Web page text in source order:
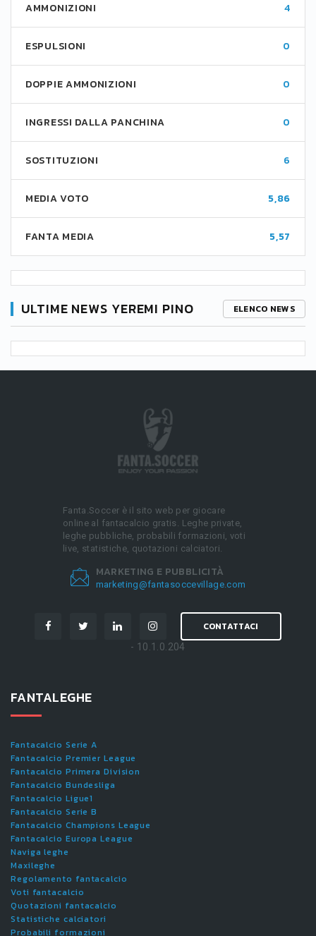
AMMONIZIONI 4
ESPULSIONI 0
DOPPIE AMMONIZIONI 0
INGRESSI DALLA PANCHINA 0
SOSTITUZIONI 6
MEDIA VOTO 5,86
FANTA MEDIA 5,57
ULTIME NEWS YEREMI PINO ELENCO NEWS
Fanta.Soccer è il sito web per giocare
online al fantacalcio gratis. Leghe private,
leghe pubbliche, probabili formazioni, voti
live, statistiche, quotazioni calciatori.
MARKETING E PUBBLICITÀ
marketing@fantasoccevillage.com
CONTATTACI
- 10.1.0.204
FANTALEGHE
Fantacalcio Serie A
Fantacalcio Premier League
Fantacalcio Primera Division
Fantacalcio Bundesliga
Fantacalcio Ligue1
Fantacalcio Serie B
Fantacalcio Champions League
Fantacalcio Europa League
Naviga leghe
Maxileghe
Regolamento fantacalcio
Voti fantacalcio
Quotazioni fantacalcio
Statistiche calciatori
Probabili formazioni